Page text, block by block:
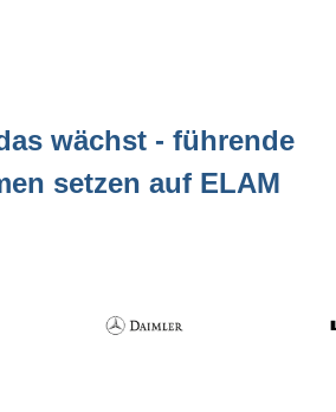
wächst - führende
setzen auf ELAM